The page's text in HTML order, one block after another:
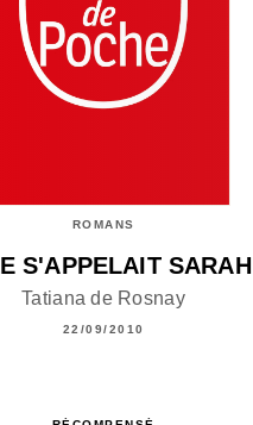
ROMANS
S'APPELAIT SARAH
Tatiana de Rosnay
22/09/2010